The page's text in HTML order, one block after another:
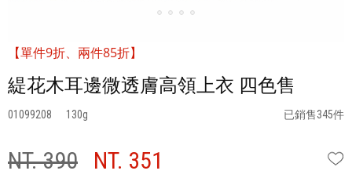
【單件9折、兩件85折】
緹花木耳邊微透膚高領上衣 四色售
01099208 130 已銷售345件
NT. 390 NT. 351